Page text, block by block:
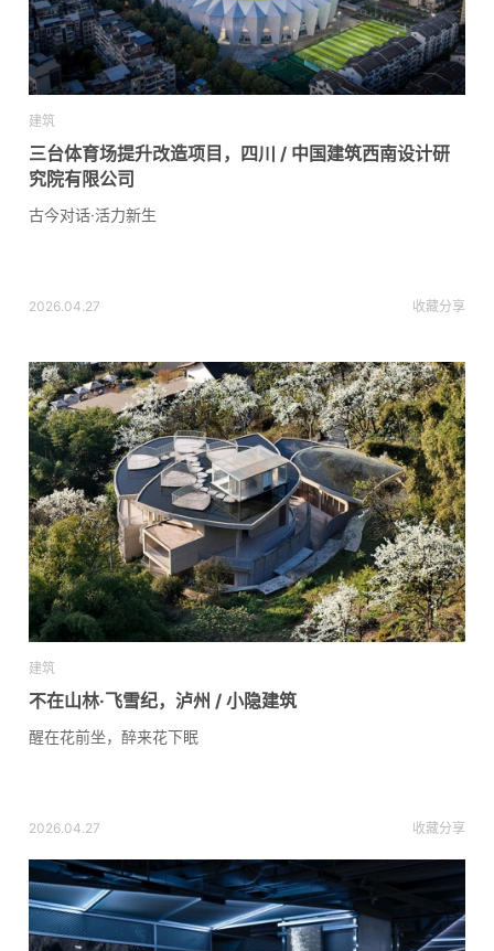
建筑
三台体育场提升改造项目，四川 / 中国建筑西南设计研
究院有限公司
古今对话·活力新生
2026.04.27 收藏分享
建筑
不在山林·飞雪纪，泸州 / 小隐建筑
醒在花前坐，醉来花下眠
2026.04.27 收藏分享